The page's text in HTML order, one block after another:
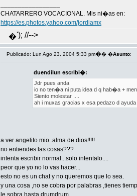
CHATARRERO VOCACIONAL. Mis ni�as en:
https://es.photos.yahoo.com/jordiamx
�'); //-->
Publicado: Lun Ago 23, 2004 5:33 pm�� �Asunto:
duendilun escribi�:
Jdr pues anda
io no ten�a ni puta idea d q hab�a +
Siento molestar ....
ah i muxas gracias x esa pedazo d
a ver angelito mio..alma de dios!!!!!
no entiendes las cosas???
intenta escribir normal...solo intentalo....
peor que yo no lo vas hacer...
esto no es un chat y no queremos que lo sea.
y una cosa ,no se cobra por palabras ,tienes
le sobra hasta drumdrum..